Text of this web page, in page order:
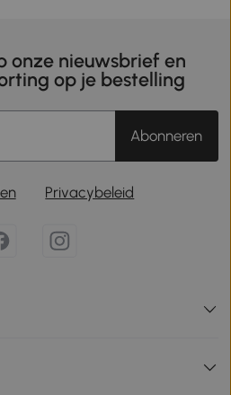
onze nieuwsbrief en
op je bestelling
Abonneren
Privacybeleid